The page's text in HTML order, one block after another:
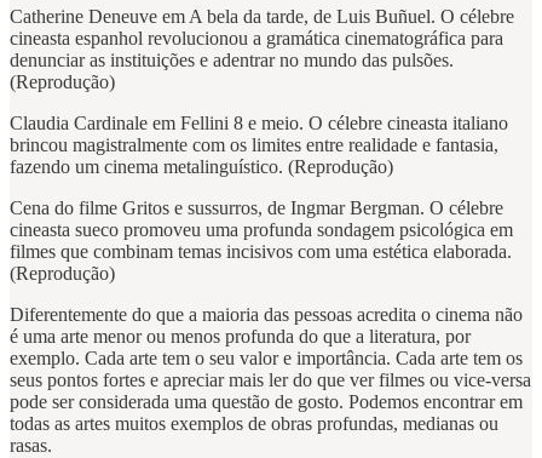
Catherine Deneuve em A bela da tarde, de Luis Buñuel. O célebre
cineasta espanhol revolucionou a gramática cinematográfica para
denunciar as instituições e adentrar no mundo das pulsões.
(Reprodução)
Claudia Cardinale em Fellini 8 e meio. O célebre cineasta italiano
brincou magistralmente com os limites entre realidade e fantasia,
fazendo um cinema metalinguístico. (Reprodução)
Cena do filme Gritos e sussurros, de Ingmar Bergman. O célebre
cineasta sueco promoveu uma profunda sondagem psicológica em
filmes que combinam temas incisivos com uma estética elaborada.
(Reprodução)
Diferentemente do que a maioria das pessoas acredita o cinema não
é uma arte menor ou menos profunda do que a literatura, por
exemplo. Cada arte tem o seu valor e importância. Cada arte tem os
seus pontos fortes e apreciar mais ler do que ver filmes ou vice-versa
pode ser considerada uma questão de gosto. Podemos encontrar em
todas as artes muitos exemplos de obras profundas, medianas ou
rasas.